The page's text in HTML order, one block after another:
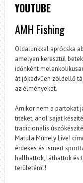
YOUTUBE
AMH Fishing
Oldalunkkal aprócska
amelyen keresztül
időnként
át jókedvűen zöldellő
az élményeket.
Amikor nem a partokat
titeket, ahol saját
tradicionális
Matula Műhely Live!
érdekes és ismert
hallhattok, láthattok és
területéről!